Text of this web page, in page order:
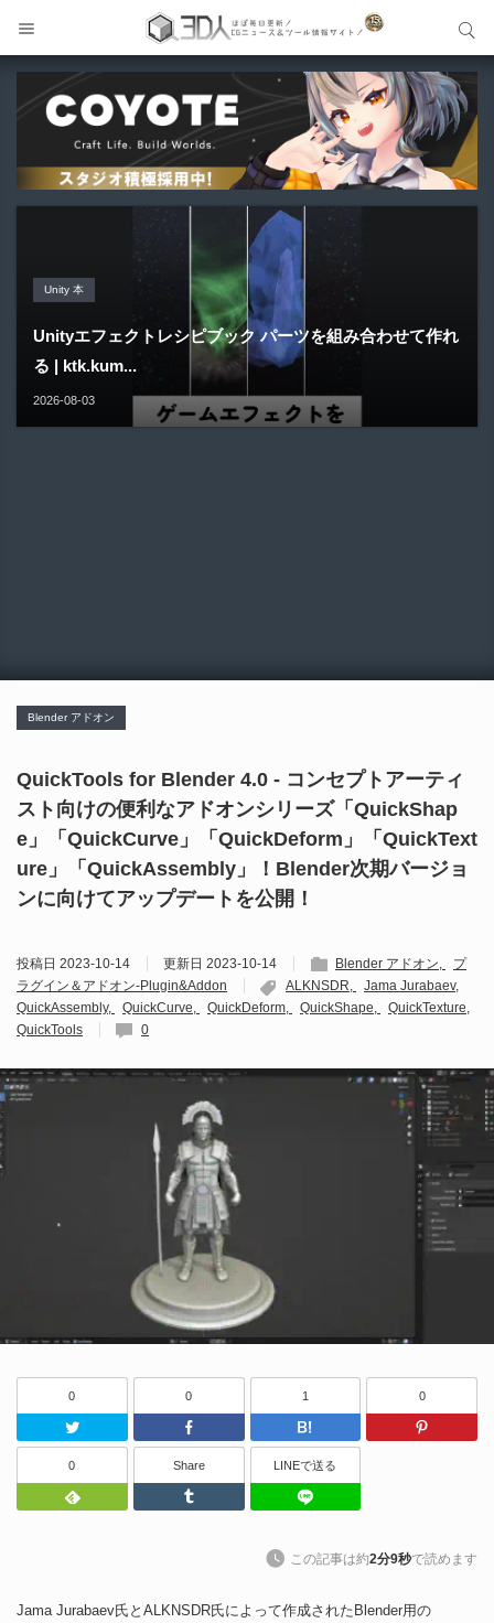
Unreal Engine アセット
Pipe It | 直感的にパイプ形状を構築出来るUnreal Engine
5...
2026-08-05
Unreal Engine アセット
Directive Utilities | ブループリントライブラリやエディタ
ス...
2026-08-03
Unity 本
Unityエフェクトレシピブック パーツを組み合わせて作れ
る | ktk.kum...
2026-08-03
アセット-Asset
SiroinoSotai | 完全無料＆CC0 で商用利用OKなVRChat
向け...
2026-08-02
Blender アドオン
Bioform | 現役臨床医の3DCGアーティストが実際の解剖
学に基づいて構築...
2026-08-01
Blender アドオン
QuickTools for Blender 4.0 - コンセプトアーティ
スト向けの便利なアドオンシリーズ「QuickShap
e」「QuickCurve」「QuickDeform」「QuickText
ure」「QuickAssembly」！Blender次期バージョ
ンに向けてアップデートを公開！
投稿日 2023-10-14 更新日 2023-10-14 Blender アドオン
プ
ラグイン＆アドオン-Plugin&Addon
ALKNSDR
Jama Jurabaev
QuickAssembly
QuickCurve QuickDeform QuickShape
QuickTexture
QuickTools
0
0
Twitter
0
Facebook
1
はてなブッ
0
0
Feedly
Share
Tumblr
LINEで送る
この記事は約2分9秒で読めます
Jama Jurabaev氏とALKNSDR氏によって作成されたBlender用の
サイト内検索